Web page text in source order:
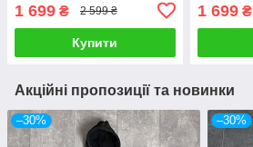
осінній
1 699 ₴ 2 599 ₴
Купити
осінній
1 699₴
Акційні пропозиції та новинки
–30% –30%